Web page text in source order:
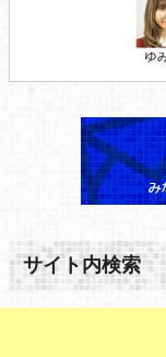
サイト内検索